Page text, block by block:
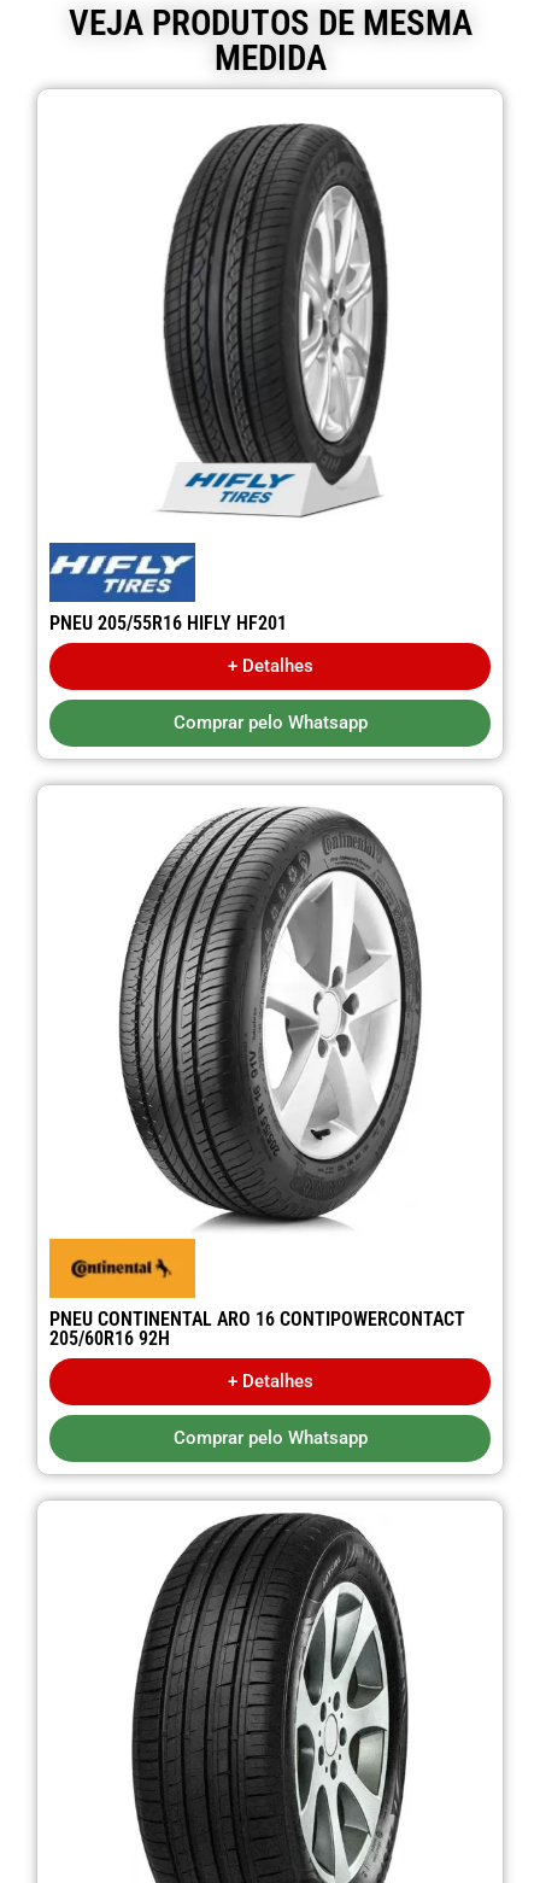
VEJA PRODUTOS DE MESMA
MEDIDA
PNEU 205/55R16 HIFLY HF201
+ Detalhes
Comprar pelo Whatsapp
PNEU CONTINENTAL ARO 16 CONTIPOWERCONTACT
205/60R16 92H
+ Detalhes
Comprar pelo Whatsapp